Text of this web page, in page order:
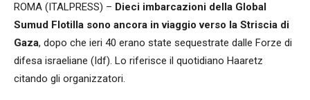
ROMA (ITALPRESS) – Dieci imbarcazioni della Global
Sumud Flotilla sono ancora in viaggio verso la Striscia di
Gaza, dopo che ieri 40 erano state sequestrate dalle Forze di
difesa israeliane (Idf). Lo riferisce il quotidiano Haaretz
citando gli organizzatori.